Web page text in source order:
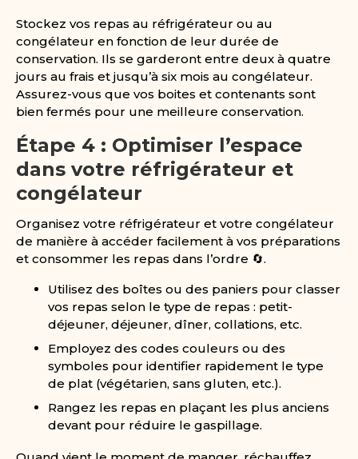
Stockez vos repas au réfrigérateur ou au
congélateur en fonction de leur durée de
conservation. Ils se garderont entre deux à quatre
jours au frais et jusqu’à six mois au congélateur.
Assurez-vous que vos boites et contenants sont
bien fermés pour une meilleure conservation.
Étape 4 : Optimiser l’espace
dans votre réfrigérateur et
congélateur
Organisez votre réfrigérateur et votre congélateur
de manière à accéder facilement à vos préparations
et consommer les repas dans l’ordre 🔄.
Utilisez des boîtes ou des paniers pour classer
vos repas selon le type de repas : petit-
déjeuner, déjeuner, dîner, collations, etc.
Employez des codes couleurs ou des
symboles pour identifier rapidement le type
de plat (végétarien, sans gluten, etc.).
Rangez les repas en plaçant les plus anciens
devant pour réduire le gaspillage.